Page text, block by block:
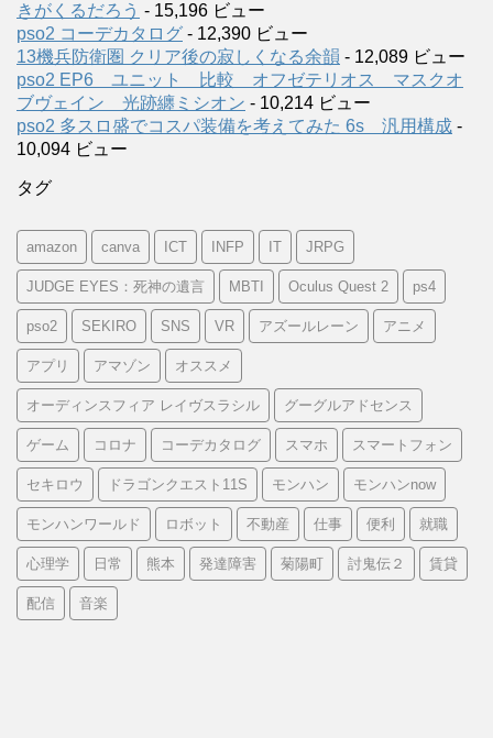
きがくるだろう - 15,196 ビュー
pso2 コーデカタログ - 12,390 ビュー
13機兵防衛圏 クリア後の寂しくなる余韻 - 12,089 ビュー
pso2 EP6 ユニット 比較 オフゼテリオス マスクオ
ブヴェイン 光跡纏ミシオン - 10,214 ビュー
pso2 多スロ盛でコスパ装備を考えてみた 6s 汎用構成 -
10,094 ビュー
タグ
amazon canva ICT INFP IT JRPG
JUDGE EYES：死神の遺言 MBTI Oculus Quest 2 ps4
pso2 SEKIRO SNS VR アズールレーン アニメ
アプリ アマゾン オススメ
オーディンスフィア レイヴスラシル グーグルアドセンス
ゲーム コロナ コーデカタログ スマホ スマートフォン
セキロウ ドラゴンクエスト11S モンハン モンハンnow
モンハンワールド ロボット 不動産 仕事 便利 就職
心理学 日常 熊本 発達障害 菊陽町 討鬼伝２ 賃貸
配信 音楽